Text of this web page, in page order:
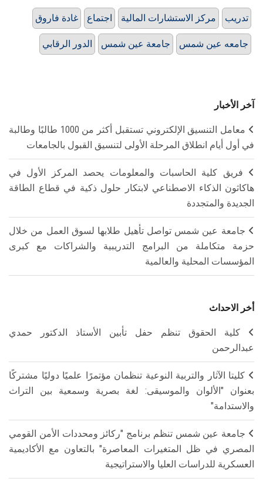
غادة فاروق اجتماع مركز الاستشارات المالية تدريب
الدور الرقابي جامعة عين شمس جامعه عين شمس
آخر الأخبار
معامل التنسيق الإلكتروني تستقبل أكثر من 1000 طالبًا وطالبة
في أول أيام انطلاق المرحلة الأولى لتنسيق القبول بالجامعات
فريق كلية الحاسبات والمعلومات يحصد المركز الأول في
هاكاثون الذكاء الاصطناعي لابتكار حلول ذكية في قطاع الطاقة
الجديدة والمتجددة
جامعة عين شمس تواصل تأهيل طلابها لسوق العمل من خلال
حزمة متكاملة من البرامج التدريبية والشراكات مع كبرى
المؤسسات المحلية والعالمية
أخر الاحداث
كلية الحقوق تنظم حفل تأبين الأستاذ الدكتور حمدي
عبدالرحمن
كليتا الآثار والتربية النوعية تنظمان مؤتمرًا علميًا دوليًا مشتركًا
بعنوان "الألوان والموسيقى: لغة بصرية وسمعية بين التراث
والاستدامة"
جامعة عين شمس تنظم برنامج "ركائز ومحددات الأمن القومي
المصري في ظل المتغيرات المعاصرة" بالتعاون مع الأكاديمية
العسكرية للدراسات العليا والاستراتيجية